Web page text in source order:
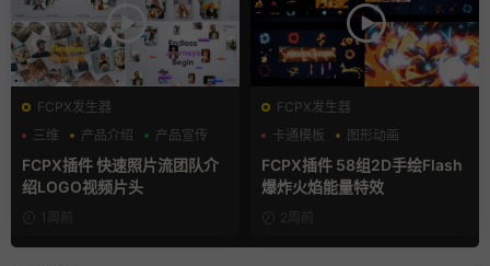
FCPX发生器
三维
产品介绍 产品宣传
FCPX插件 快速照片流团队介
绍LOGO视频片头
1周前
FCPX发生器
卡通模板
图形动画
手绘风
FCPX插件 58组2D手绘Flash
爆炸火焰能量特效
2周前